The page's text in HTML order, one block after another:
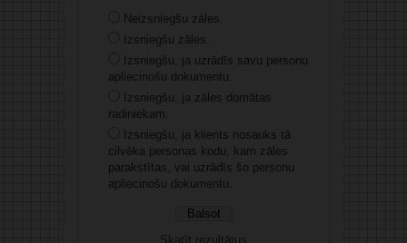
Neizsniegšu zāles.
Izsniegšu zāles.
Izsniegšu, ja uzrādīs savu personu
apliecinošu dokumentu.
Izsniegšu, ja zāles domātas
radiniekam.
Izsniegšu, ja klients nosauks tā
cilvēka personas kodu, kam zāles
parakstītas, vai uzrādīs šo personu
apliecinošu dokumentu.
Skatīt rezultātus